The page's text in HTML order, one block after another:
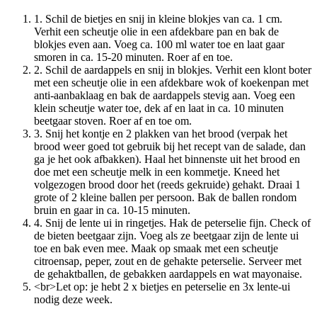
1. Schil de bietjes en snij in kleine blokjes van ca. 1 cm.
Verhit een scheutje olie in een afdekbare pan en bak de
blokjes even aan. Voeg ca. 100 ml water toe en laat gaar
smoren in ca. 15-20 minuten. Roer af en toe.
2. Schil de aardappels en snij in blokjes. Verhit een klont boter
met een scheutje olie in een afdekbare wok of koekenpan met
anti-aanbaklaag en bak de aardappels stevig aan. Voeg een
klein scheutje water toe, dek af en laat in ca. 10 minuten
beetgaar stoven. Roer af en toe om.
3. Snij het kontje en 2 plakken van het brood (verpak het
brood weer goed tot gebruik bij het recept van de salade, dan
ga je het ook afbakken). Haal het binnenste uit het brood en
doe met een scheutje melk in een kommetje. Kneed het
volgezogen brood door het (reeds gekruide) gehakt. Draai 1
grote of 2 kleine ballen per persoon. Bak de ballen rondom
bruin en gaar in ca. 10-15 minuten.
4. Snij de lente ui in ringetjes. Hak de peterselie fijn. Check of
de bieten beetgaar zijn. Voeg als ze beetgaar zijn de lente ui
toe en bak even mee. Maak op smaak met een scheutje
citroensap, peper, zout en de gehakte peterselie. Serveer met
de gehaktballen, de gebakken aardappels en wat mayonaise.
<br>Let op: je hebt 2 x bietjes en peterselie en 3x lente-ui
nodig deze week.